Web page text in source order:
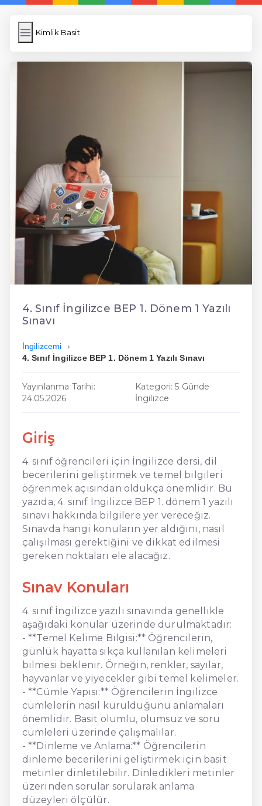
Kimlik Basit
Kimlik Basit
5 Günde İngilizce
İngilizce
Dil Eğitimi
En Hızlı İngilizce
En Kolay İngilizce
En Ucuz İngilizce
En Uygun İngilizce
4. Sınıf İngilizce BEP 1. Dönem 1 Yazılı
Sınavı
İngilizcemi
4. Sınıf İngilizce BEP 1. Dönem 1 Yazılı Sınavı
Yayınlanma Tarihi:
24.05.2026
Kategori: 5 Günde
İngilizce
Giriş
4. sınıf öğrencileri için İngilizce dersi, dil
becerilerini geliştirmek ve temel bilgileri
öğrenmek açısından oldukça önemlidir. Bu
yazıda, 4. sınıf İngilizce BEP 1. dönem 1 yazılı
sınavı hakkında bilgilere yer vereceğiz.
Sınavda hangi konuların yer aldığını, nasıl
çalışılması gerektiğini ve dikkat edilmesi
gereken noktaları ele alacağız.
Sınav Konuları
4. sınıf İngilizce yazılı sınavında genellikle
aşağıdaki konular üzerinde durulmaktadır:
- **Temel Kelime Bilgisi:** Öğrencilerin,
günlük hayatta sıkça kullanılan kelimeleri
bilmesi beklenir. Örneğin, renkler, sayılar,
hayvanlar ve yiyecekler gibi temel kelimeler.
- **Cümle Yapısı:** Öğrencilerin İngilizce
cümlelerin nasıl kurulduğunu anlamaları
önemlidir. Basit olumlu, olumsuz ve soru
cümleleri üzerinde çalışmalılar.
- **Dinleme ve Anlama:** Öğrencilerin
dinleme becerilerini geliştirmek için basit
metinler dinletilebilir. Dinledikleri metinler
üzerinden sorular sorularak anlama
düzeyleri ölçülür.